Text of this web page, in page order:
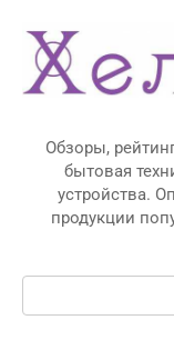
контенту
Обзоры,
бытовая
устройства.
продукции
Поиск: